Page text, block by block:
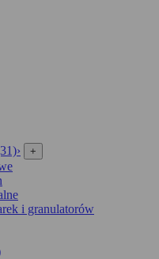
› +
i granulatorów